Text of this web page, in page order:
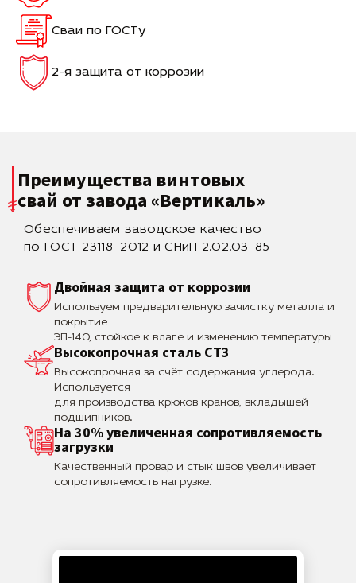
Сваи по ГОСТу
2-я защита от коррозии
Преимущества винтовых
свай от завода «Вертикаль»
Обеспечиваем заводское качество
по ГОСТ 23118–2012 и СНиП 2.02.03–85
Двойная защита от коррозии
Используем предварительную зачистку металла и
покрытие
ЭП-140, стойкое к влаге и изменению температуры
Высокопрочная сталь СТЗ
Высокопрочная за счёт содержания углерода.
Используется
для производства крюков кранов, вкладышей
подшипников.
На 30% увеличенная сопротивляемость
загрузки
Качественный провар и стык швов увеличивает
сопротивляемость нагрузке.